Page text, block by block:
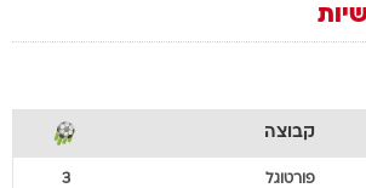
קבוצה
פורטוגל 3